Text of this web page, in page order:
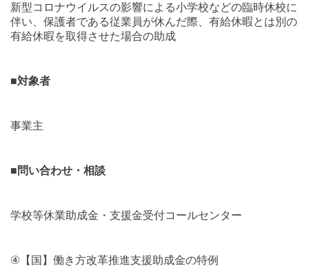
新型コロナウイルスの影響による小学校などの臨時休校に
伴い、保護者である従業員が休んだ際、有給休暇とは別の
有給休暇を取得させた場合の助成
■対象者
事業主
■問い合わせ・相談
学校等休業助成金・支援金受付コールセンター
④ 【国】働き方改革推進支援助成金の特例